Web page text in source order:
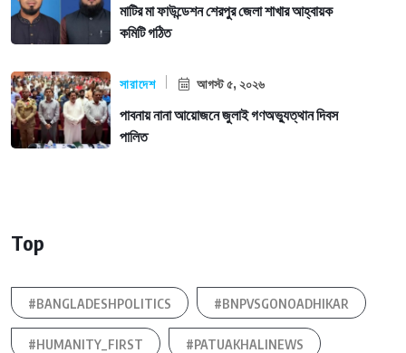
মাটির মা ফাউন্ডেশন শেরপুর জেলা শাখার আহ্বায়ক
কমিটি গঠিত
সারাদেশ আগস্ট ৫, ২০২৬
পাবনায় নানা আয়োজনে জুলাই গণঅভ্যুত্থান দিবস
পালিত
Top
#BANGLADESHPOLITICS #BNPVSGONOADHIKAR
#HUMANITY_FIRST #PATUAKHALINEWS